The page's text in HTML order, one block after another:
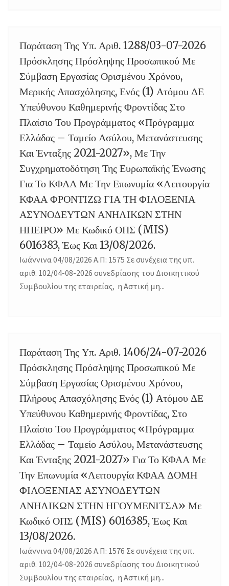
04
Παράταση Της Υπ. Αριθ. 1288/03-07-2026
Πρόσκλησης Πρόσληψης Προσωπικού Με
Σύμβαση Εργασίας Ορισμένου Χρόνου,
Μερικής Απασχόλησης, Ενός (1) Ατόμου ΔΕ
Υπεύθυνου Καθημερινής Φροντίδας Στο
Πλαίσιο Του Προγράμματος «Πρόγραμμα
Ελλάδας – Ταμείο Ασύλου, Μετανάστευσης
Και Ένταξης 2021-2027», Με Την
Συγχρηματοδότηση Της Ευρωπαϊκής Ένωσης
Για Το ΚΦΑΑ Με Την Επωνυμία «Λειτουργία
ΚΦΑΑ ΦΡΟΝΤΙΖΩ ΓΙΑ ΤΗ ΦΙΛΟΞΕΝΙΑ
ΑΣΥΝΟΔΕΥΤΩΝ ΑΝΗΛΙΚΩΝ ΣΤΗΝ
ΗΠΕΙΡΟ» Με Κωδικό ΟΠΣ (MIS)
6016383, Έως Και 13/08/2026.
Ιωάννινα 04/08/2026 Α.Π: 1575 Σε συνέχεια της υπ.
αριθ. 102/04-08-2026 συνεδρίασης του Διοικητικού
Συμβουλίου της εταιρείας, η Αστική μη...
04
Παράταση Της Υπ. Αριθ. 1406/24-07-2026
Πρόσκλησης Πρόσληψης Προσωπικού Με
Σύμβαση Εργασίας Ορισμένου Χρόνου,
Πλήρους Απασχόλησης Ενός (1) Ατόμου ΔΕ
Υπεύθυνου Καθημερινής Φροντίδας, Στο
Πλαίσιο Του Προγράμματος «Πρόγραμμα
Ελλάδας – Ταμείο Ασύλου, Μετανάστευσης
Και Ένταξης 2021-2027» Για Το ΚΦΑΑ Με
Την Επωνυμία «Λειτουργία ΚΦΑΑ ΔΟΜΗ
ΦΙΛΟΞΕΝΙΑΣ ΑΣΥΝΟΔΕΥΤΩΝ
ΑΝΗΛΙΚΩΝ ΣΤΗΝ ΗΓΟΥΜΕΝΙΤΣΑ» Με
Κωδικό ΟΠΣ (MIS) 6016385, Έως Και
13/08/2026.
Ιωάννινα 04/08/2026 Α.Π: 1576 Σε συνέχεια της υπ.
αριθ. 102/04-08-2026 συνεδρίασης του Διοικητικού
Συμβουλίου της εταιρείας, η Αστική μη...